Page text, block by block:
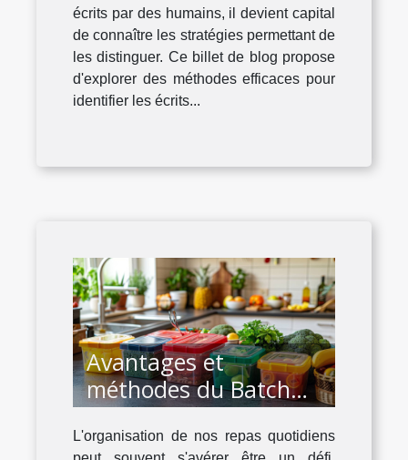
écrits par des humains, il devient capital
de connaître les stratégies permettant de
les distinguer. Ce billet de blog propose
d'explorer des méthodes efficaces pour
identifier les écrits...
Avantages et
méthodes du Batch
Cooking pour une
alimentation saine
L'organisation de nos repas quotidiens